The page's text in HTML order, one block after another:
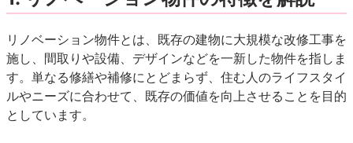
リノベーション物件とは、既存の建物に大規模な改修工事を
施し、間取りや設備、デザインなどを一新した物件を指しま
す。単なる修繕や補修にとどまらず、住む人のライフスタイ
ルやニーズに合わせて、既存の価値を向上させることを目的
としています。